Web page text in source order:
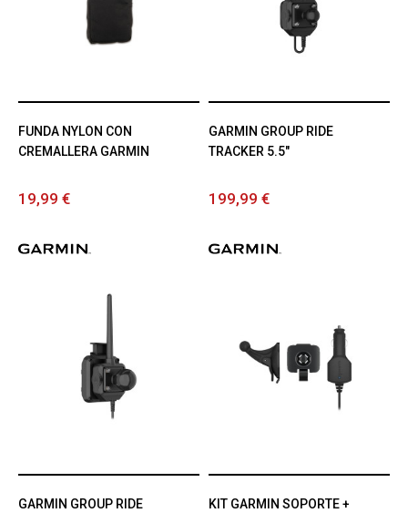
FUNDA NYLON CON
CREMALLERA GARMIN
19,99 €
GARMIN GROUP RIDE
TRACKER 5.5"
199,99 €
GARMIN GROUP RIDE
KIT GARMIN SOPORTE +